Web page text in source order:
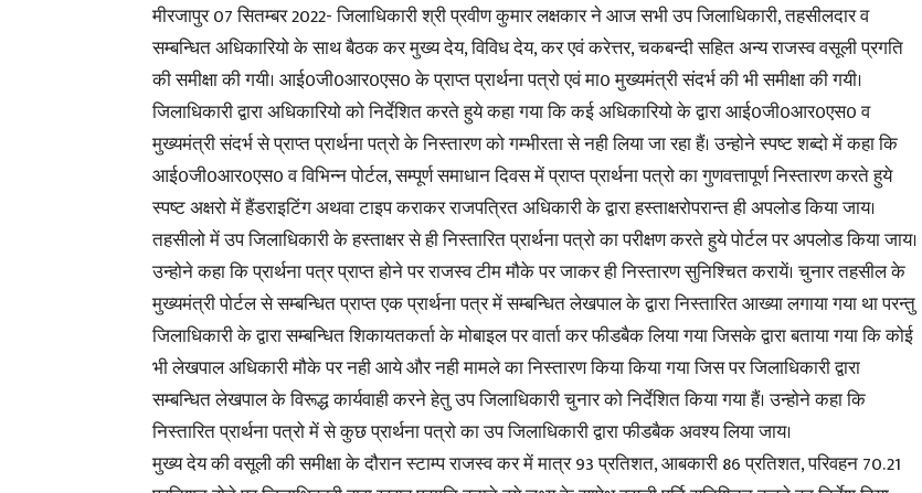
Paper
मीरजापुर 07 सितम्बर 2022- जिलाधिकारी श्री प्रवीण कुमार लक्षकार ने आज सभी उप जिलाधिकारी, तहसीलदार व
सम्बन्धित अधिकारियो के साथ बैठक कर मुख्य देय, विविध देय, कर एवं करेत्तर, चकबन्दी सहित अन्य राजस्व वसूली प्रगति
की समीक्षा की गयी। आई0जी0आर0एस0 के प्राप्त प्रार्थना पत्रो एवं मा0 मुख्यमंत्री संदर्भ की भी समीक्षा की गयी।
जिलाधिकारी द्वारा अधिकारियो को निर्देशित करते हुये कहा गया कि कई अधिकारियो के द्वारा आई0जी0आर0एस0 व
मुख्यमंत्री संदर्भ से प्राप्त प्रार्थना पत्रो के निस्तारण को गम्भीरता से नही लिया जा रहा हैं। उन्होने स्पष्ट शब्दो में कहा कि
आई0जी0आर0एस0 व विभिन्न पोर्टल, सम्पूर्ण समाधान दिवस में प्राप्त प्रार्थना पत्रो का गुणवत्तापूर्ण निस्तारण करते हुये
स्पष्ट अक्षरो में हैंडराइटिंग अथवा टाइप कराकर राजपत्रित अधिकारी के द्वारा हस्ताक्षरोपरान्त ही अपलोड किया जाय।
तहसीलो में उप जिलाधिकारी के हस्ताक्षर से ही निस्तारित प्रार्थना पत्रो का परीक्षण करते हुये पोर्टल पर अपलोड किया जाय।
उन्होने कहा कि प्रार्थना पत्र प्राप्त होने पर राजस्व टीम मौके पर जाकर ही निस्तारण सुनिश्चित करायें। चुनार तहसील के
मुख्यमंत्री पोर्टल से सम्बन्धित प्राप्त एक प्रार्थना पत्र में सम्बन्धित लेखपाल के द्वारा निस्तारित आख्या लगाया गया था परन्तु
जिलाधिकारी के द्वारा सम्बन्धित शिकायतकर्ता के मोबाइल पर वार्ता कर फीडबैक लिया गया जिसके द्वारा बताया गया कि कोई
भी लेखपाल अधिकारी मौके पर नही आये और नही मामले का निस्तारण किया किया गया जिस पर जिलाधिकारी द्वारा
सम्बन्धित लेखपाल के विरूद्ध कार्यवाही करने हेतु उप जिलाधिकारी चुनार को निर्देशित किया गया हैं। उन्होने कहा कि
निस्तारित प्रार्थना पत्रो में से कुछ प्रार्थना पत्रो का उप जिलाधिकारी द्वारा फीडबैक अवश्य लिया जाय।
मुख्य देय की वसूली की समीक्षा के दौरान स्टाम्प राजस्व कर में मात्र 93 प्रतिशत, आबकारी 86 प्रतिशत, परिवहन 70.21